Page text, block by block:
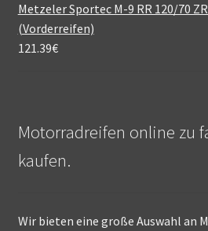
Metzeler Sportec M-9 RR 120/70
(Vorderreifen)
121.39€
Motorradreifen online zu
kaufen.
Wir bieten eine große Auswahl an